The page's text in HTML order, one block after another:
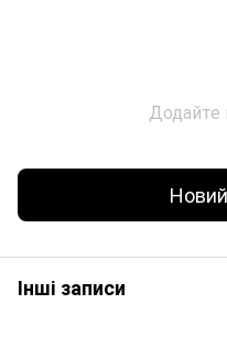
Додайте
Інші записи